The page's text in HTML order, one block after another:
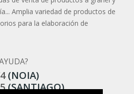
Amplia variedad de productos de
para la elaboración de
(NOIA)
(SANTIAGO)